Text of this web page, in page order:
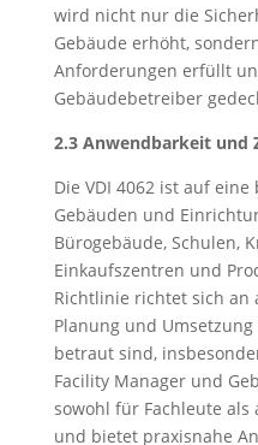
wird nicht nur die
Gebäude erhöht,
Anforderungen erfüllt
Gebäudebetreiber
2.3 Anwendbarkeit und
Die VDI 4062 ist auf
Gebäuden und
Bürogebäude, Schulen,
Einkaufszentren und
Richtlinie richtet sich an
Planung und
betraut sind,
Facility Manager und
sowohl für Fachleute
und bietet praxisnahe